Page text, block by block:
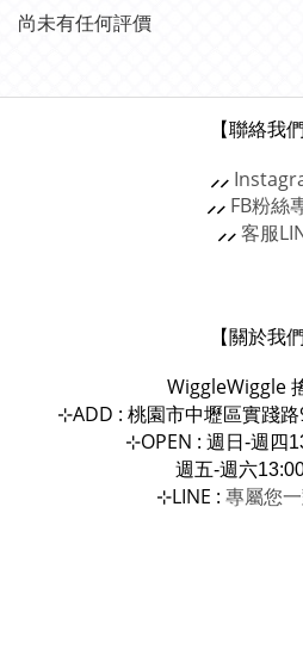
尚未有任何評價
【聯絡我們
⸝⸝
⸝⸝ FB粉絲
⸝⸝客服
【關於我們
WiggleWiggle
⊹ADD : 桃園市中壢區實踐
⊹OPEN : 週日-週四
週五-週六
⊹LINE : 專屬您